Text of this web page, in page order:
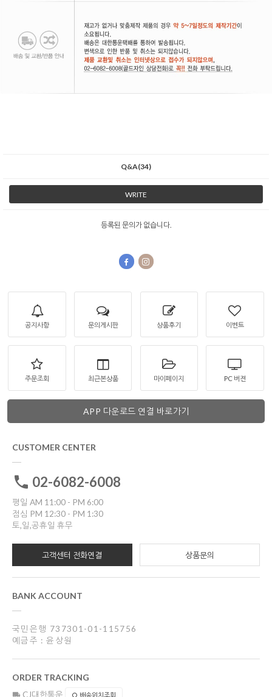
Q&A(34)
WRITE
등록된 문의가 없습니다.
공지사항 문의게시판 상품후기 이벤트
주문조회 최근본상품 마이페이지 PC 버젼
APP 다운로드 연결 바로가기
CUSTOMER CENTER
02-6082-6008
평일 AM 11:00 - PM 6:00
점심 PM 12:30 - PM 1:30
토,일,공휴일 휴무
고객센터 전화연결 상품문의
BANK ACCOUNT
국민은행 737301-01-115756
예금주 : 윤상원
ORDER TRACKING
CJ대한통운 배송위치조회